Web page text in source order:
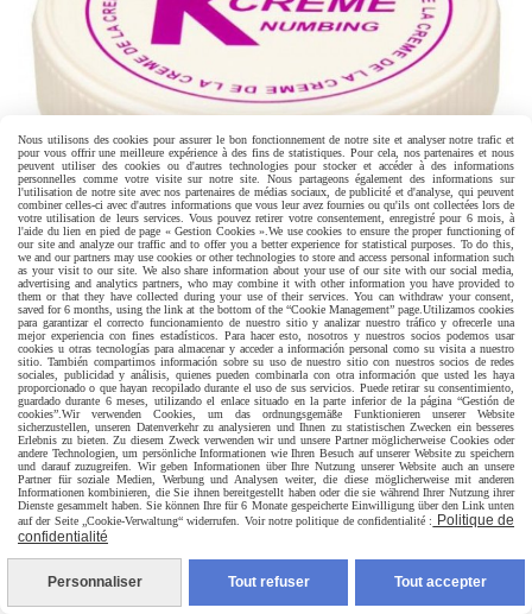
LUBRIFIANT À FIST K CRÈME NUMBING
150ML
18,10€
Nous utilisons des cookies pour assurer le bon fonctionnement de notre site et analyser notre trafic et
pour vous offrir une meilleure expérience à des fins de statistiques. Pour cela, nos partenaires et nous
peuvent utiliser des cookies ou d'autres technologies pour stocker et accéder à des informations
personnelles comme votre visite sur notre site. Nous partageons également des informations sur
l'utilisation de notre site avec nos partenaires de médias sociaux, de publicité et d'analyse, qui peuvent
combiner celles-ci avec d'autres informations que vous leur avez fournies ou qu'ils ont collectées lors de
votre utilisation de leurs services. Vous pouvez retirer votre consentement, enregistré pour 6 mois, à
l'aide du lien en pied de page « Gestion Cookies ». We use cookies to ensure the proper functioning of
our site and analyze our traffic and to offer you a better experience for statistical purposes. To do this,
we and our partners may use cookies or other technologies to store and access personal information such
as your visit to our site. We also share information about your use of our site with our social media,
advertising and analytics partners, who may combine it with other information you have provided to
them or that they have collected during your use of their services. You can withdraw your consent,
saved for 6 months, using the link at the bottom of the “Cookie Management” page. Utilizamos cookies
para garantizar el correcto funcionamiento de nuestro sitio y analizar nuestro tráfico y ofrecerle una
mejor experiencia con fines estadísticos. Para hacer esto, nosotros y nuestros socios podemos usar
cookies u otras tecnologías para almacenar y acceder a información personal como su visita a nuestro
sitio. También compartimos información sobre su uso de nuestro sitio con nuestros socios de redes
sociales, publicidad y análisis, quienes pueden combinarla con otra información que usted les haya
proporcionado o que hayan recopilado durante el uso de sus servicios. Puede retirar su consentimiento,
guardado durante 6 meses, utilizando el enlace situado en la parte inferior de la página “Gestión de
cookies”. Wir verwenden Cookies, um das ordnungsgemäße Funktionieren unserer Website
sicherzustellen, unseren Datenverkehr zu analysieren und Ihnen zu statistischen Zwecken ein besseres
Erlebnis zu bieten. Zu diesem Zweck verwenden wir und unsere Partner möglicherweise Cookies oder
andere Technologien, um persönliche Informationen wie Ihren Besuch auf unserer Website zu speichern
und darauf zuzugreifen. Wir geben Informationen über Ihre Nutzung unserer Website auch an unsere
Partner für soziale Medien, Werbung und Analysen weiter, die diese möglicherweise mit anderen
Informationen kombinieren, die Sie ihnen bereitgestellt haben oder die sie während Ihrer Nutzung ihrer
Dienste gesammelt haben. Sie können Ihre für 6 Monate gespeicherte Einwilligung über den Link unten
auf der Seite „Cookie-Verwaltung“ widerrufen. Voir notre politique de confidentialité :
Politique de
confidentialité
Personnaliser Tout refuser Tout accepter